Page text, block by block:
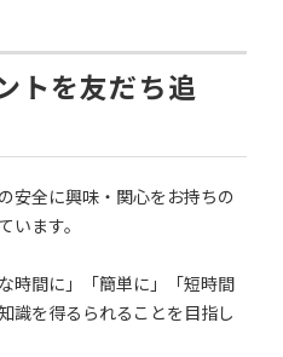
トを友だち追
安全に興味・関心をお持ちの
ます。
時間に」「簡単に」「短時間
識を得るられることを目指し